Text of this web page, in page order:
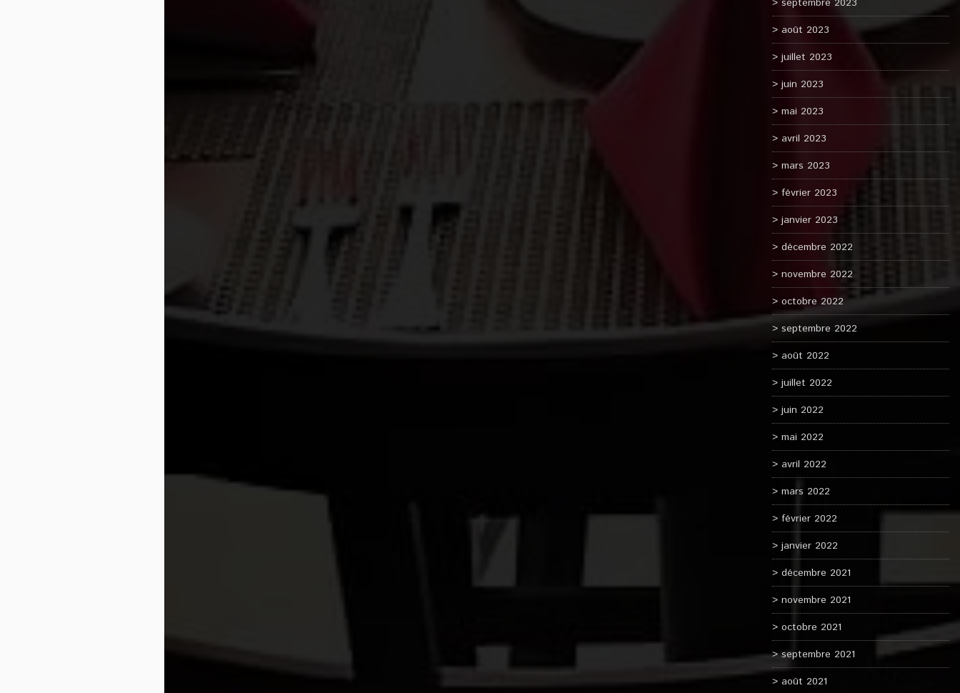
septembre 2023
août 2023
juillet 2023
juin 2023
mai 2023
avril 2023
mars 2023
février 2023
janvier 2023
décembre 2022
novembre 2022
octobre 2022
septembre 2022
août 2022
juillet 2022
juin 2022
mai 2022
avril 2022
mars 2022
février 2022
janvier 2022
décembre 2021
novembre 2021
octobre 2021
septembre 2021
août 2021